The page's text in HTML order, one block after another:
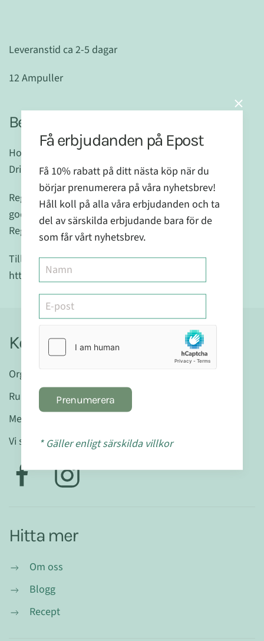
Leveranstid ca 2-5 dagar
12 Ampuller
Beskrivning
Homeopatiskt Läkemedel, oral lösning, 12
Drickampuller á 10 ml
Registrerat Homeopatiskt Läkemedel, granskat och
godkänt av Läkemedelsverket.
Reg.nr.:2404
Tillverkad av Dr.Reckeweg & Co.GmbH - Tyskland
http://www.reckeweg.de/
Kontakt
Organisationsnr: 559404-7580
Runslingan 20 D • 224 77 Lund
Mejla oss gärna:
Vi svarar inom 48 h
Hitta mer
Om oss
Blogg
Recept
Få erbjudanden på Epost
Få 10% rabatt på ditt nästa köp när du
börjar prenumerera på våra nyhetsbrev!
Håll koll på alla våra erbjudanden och ta
del av särskilda erbjudande bara för de
som får vårt nyhetsbrev.
Prenumerera
* Gäller enligt särskilda villkor